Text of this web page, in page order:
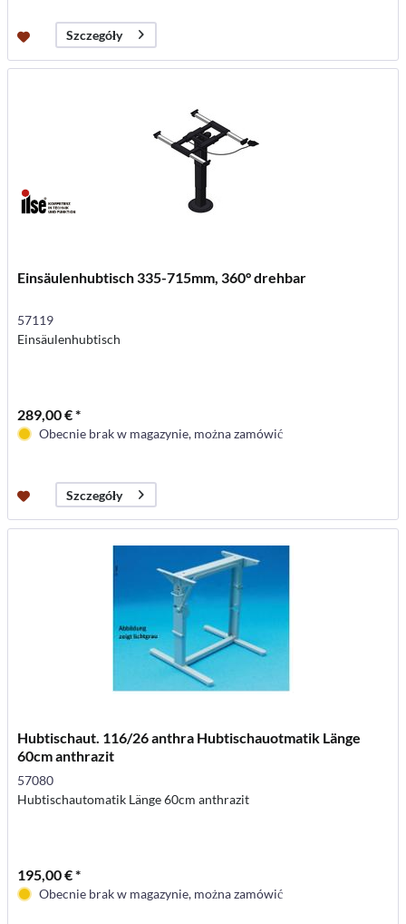
Szczegóły
Einsäulenhubtisch 335-715mm, 360° drehbar
57119
Einsäulenhubtisch
289,00 € *
Obecnie brak w magazynie, można zamówić
Szczegóły
Hubtischaut. 116/26 anthra Hubtischauotmatik Länge
60cm anthrazit
57080
Hubtischautomatik Länge 60cm anthrazit
195,00 € *
Obecnie brak w magazynie, można zamówić